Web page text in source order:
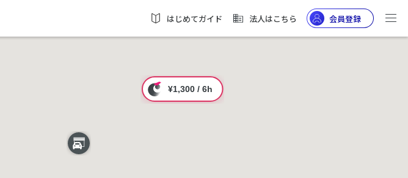
はじめてガイド 法人はこちら 会員登録